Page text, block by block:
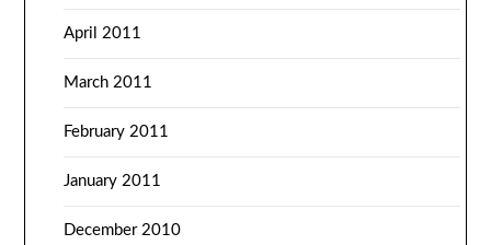
April 2011
March 2011
February 2011
January 2011
December 2010